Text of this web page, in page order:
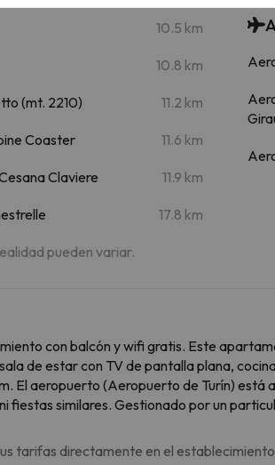
10.5 km
10.8 km
(mt. 2210) 11.2 km
Coaster 11.6 km
Claviere 11.9 km
17.8 km
pueden variar.
con balcón y wifi gratis. Este
de estar con TV de pantalla plana,
El aeropuerto (Aeropuerto de Turín) está
fiestas similares. Gestionado por un
tarifas directamente en el